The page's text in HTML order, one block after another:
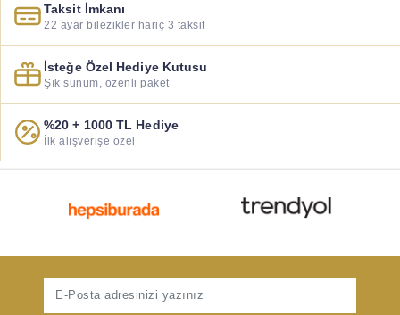
Taksit İmkanı
22 ayar bilezikler hariç 3 taksit
İsteğe Özel Hediye Kutusu
Şık sunum, özenli paket
%20 + 1000 TL Hediye
İlk alışverişe özel